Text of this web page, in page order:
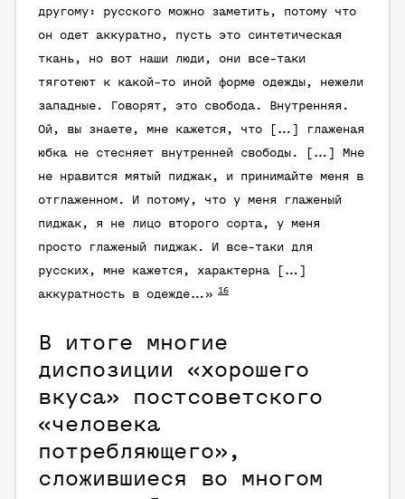
другому: русского можно заметить, потому что
он одет аккуратно, пусть это синтетическая
ткань, но вот наши люди, они все-таки
тяготеют к какой-то иной форме одежды, нежели
западные. Говорят, это свобода. Внутренняя.
Ой, вы знаете, мне кажется, что […] глаженая
юбка не стесняет внутренней свободы. […] Мне
не нравится мятый пиджак, и принимайте меня в
отглаженном. И потому, что у меня глаженый
пиджак, я не лицо второго сорта, у меня
просто глаженый пиджак. И все-таки для
русских, мне кажется, характерна […]
аккуратность в одежде…»
16
В итоге многие
диспозиции «хорошего
вкуса» постсоветского
«человека
потребляющего»,
сложившиеся во многом